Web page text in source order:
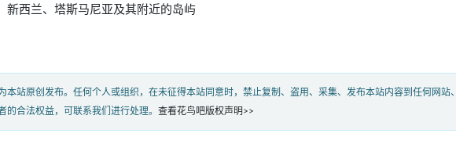
新西兰、塔斯马尼亚及其附近的岛屿
本站原创发布。任何个人或组织，在未征得本站同意时，禁止复制、盗用、采集、发布本站内容到任何网站
合法权益，可联系我们进行处理。 查看花鸟吧版权声明>>